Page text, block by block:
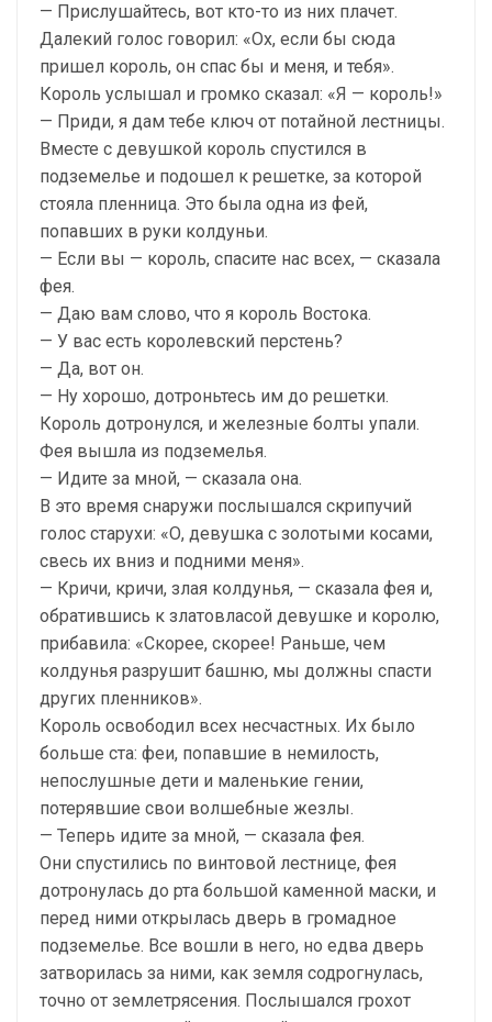
— Прислушайтесь, вот кто-то из них плачет.
Далекий голос говорил: «Ох, если бы сюда
пришел король, он спас бы и меня, и тебя».
Король услышал и громко сказал: «Я — король!»
— Приди, я дам тебе ключ от потайной лестницы.
Вместе с девушкой король спустился в
подземелье и подошел к решетке, за которой
стояла пленница. Это была одна из фей,
попавших в руки колдуньи.
— Если вы — король, спасите нас всех, — сказала
фея.
— Даю вам слово, что я король Востока.
— У вас есть королевский перстень?
— Да, вот он.
— Ну хорошо, дотроньтесь им до решетки.
Король дотронулся, и железные болты упали.
Фея вышла из подземелья.
— Идите за мной, — сказала она.
В это время снаружи послышался скрипучий
голос старухи: «О, девушка с золотыми косами,
свесь их вниз и подними меня».
— Кричи, кричи, злая колдунья, — сказала фея и,
обратившись к златовласой девушке и королю,
прибавила: «Скорее, скорее! Раньше, чем
колдунья разрушит башню, мы должны спасти
других пленников».
Король освободил всех несчастных. Их было
больше ста: феи, попавшие в немилость,
непослушные дети и маленькие гении,
потерявшие свои волшебные жезлы.
— Теперь идите за мной, — сказала фея.
Они спустились по винтовой лестнице, фея
дотронулась до рта большой каменной маски, и
перед ними открылась дверь в громадное
подземелье. Все вошли в него, но едва дверь
затворилась за ними, как земля содрогнулась,
точно от землетрясения. Послышался грохот